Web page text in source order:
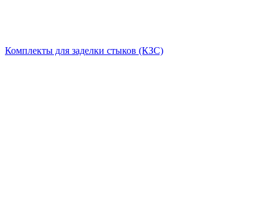
Комплекты для заделки стыков (КЗС)